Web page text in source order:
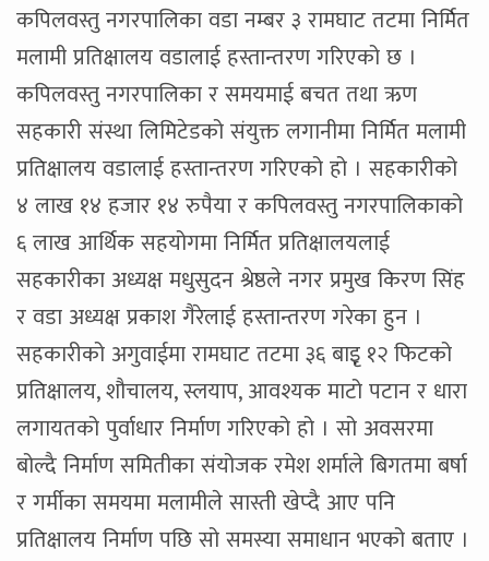
कपिलवस्तु नगरपालिका वडा नम्बर ३ रामघाट तटमा निर्मित
मलामी प्रतिक्षालय वडालाई हस्तान्तरण गरिएको छ ।
कपिलवस्तु नगरपालिका र समयमाई बचत तथा ऋण
सहकारी संस्था लिमिटेडको संयुक्त लगानीमा निर्मित मलामी
प्रतिक्षालय वडालाई हस्तान्तरण गरिएको हो । सहकारीको
४ लाख १४ हजार १४ रुपैया र कपिलवस्तु नगरपालिकाको
६ लाख आर्थिक सहयोगमा निर्मित प्रतिक्षालयलाई
सहकारीका अध्यक्ष मधुसुदन श्रेष्ठले नगर प्रमुख किरण सिंह
र वडा अध्यक्ष प्रकाश गैरेलाई हस्तान्तरण गरेका हुन ।
सहकारीको अगुवाईमा रामघाट तटमा ३६ बाइृ १२ फिटको
प्रतिक्षालय, शौचालय, स्लयाप, आवश्यक माटो पटान र धारा
लगायतको पुर्वाधार निर्माण गरिएको हो । सो अवसरमा
बोल्दै निर्माण समितीका संयोजक रमेश शर्माले बिगतमा बर्षा
र गर्मीका समयमा मलामीले सास्ती खेप्दै आए पनि
प्रतिक्षालय निर्माण पछि सो समस्या समाधान भएको बताए ।